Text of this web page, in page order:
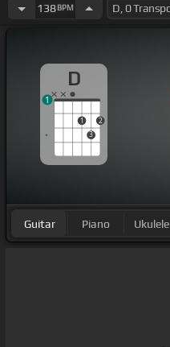
138BPM
D
1
3
2
1
Guitar Piano Ukulele